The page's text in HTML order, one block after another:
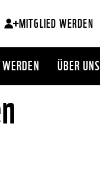
MITGLIED WERDEN
ÜBER UNS